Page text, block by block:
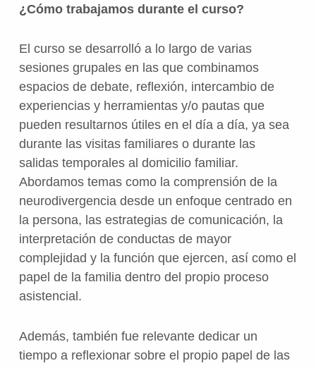
¿Cómo trabajamos durante el curso?
El curso se desarrolló a lo largo de varias
sesiones grupales en las que combinamos
espacios de debate, reflexión, intercambio de
experiencias y herramientas y/o pautas que
pueden resultarnos útiles en el día a día, ya sea
durante las visitas familiares o durante las
salidas temporales al domicilio familiar.
Abordamos temas como la comprensión de la
neurodivergencia desde un enfoque centrado en
la persona, las estrategias de comunicación, la
interpretación de conductas de mayor
complejidad y la función que ejercen, así como el
papel de la familia dentro del propio proceso
asistencial.
Además, también fue relevante dedicar un
tiempo a reflexionar sobre el propio papel de las